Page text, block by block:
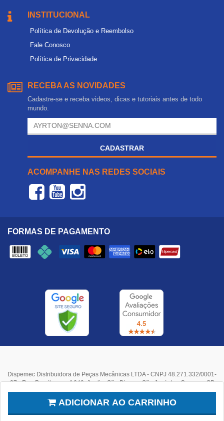
ADICIONAR AO CARRINHO
INSTITUCIONAL
Política de Devolução e Reembolso
Fale Conosco
Política de Privacidade
RECEBA AS NOVIDADES
Cadastre-se e receba videos, dicas e tutoriais antes de todo
mundo.
CADASTRAR
ACOMPANHE NAS REDES SOCIAIS
FORMAS DE PAGAMENTO
Dispemec Distribuidora de Peças Mecânicas LTDA - CNPJ 48.271.332/0001-
37 - Rua Paraibuna, nº 640, Jardim São Dimas - São José dos Campos, SP
sua experiência.Mais informações
Entendi